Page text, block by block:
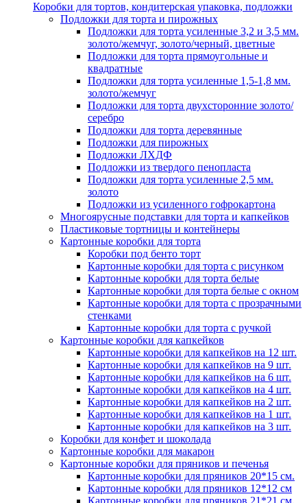
Коробки для тортов, кондитерская упаковка, подложки
Подложки для торта и пирожных
Подложки для торта усиленные 3,2 и 3,5 мм.
золото/жемчуг, золото/черный, цветные
Подложки для торта прямоугольные и
квадратные
Подложки для торта усиленные 1,5-1,8 мм.
золото/жемчуг
Подложки для торта двухсторонние золото/
серебро
Подложки для торта деревянные
Подложки для пирожных
Подложки ЛХДФ
Подложки из твердого пенопласта
Подложки для торта усиленные 2,5 мм.
золото
Подложки из усиленного гофрокартона
Многоярусные подставки для торта и капкейков
Пластиковые тортницы и контейнеры
Картонные коробки для торта
Коробки под бенто торт
Картонные коробки для торта с рисунком
Картонные коробки для торта белые
Картонные коробки для торта белые с окном
Картонные коробки для торта с прозрачными
стенками
Картонные коробки для торта с ручкой
Картонные коробки для капкейков
Картонные коробки для капкейков на 12 шт.
Картонные коробки для капкейков на 9 шт.
Картонные коробки для капкейков на 6 шт.
Картонные коробки для капкейков на 4 шт.
Картонные коробки для капкейков на 2 шт.
Картонные коробки для капкейков на 1 шт.
Картонные коробки для капкейков на 3 шт.
Коробки для конфет и шоколада
Картонные коробки для макарон
Картонные коробки для пряников и печенья
Картонные коробки для пряников 20*15 см.
Картонные коробки для пряников 12*12 см
Картонные коробки для пряников 21*21 см.